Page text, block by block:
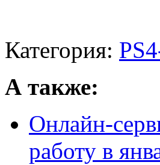
Категория:
А также:
Онлайн-
работу в